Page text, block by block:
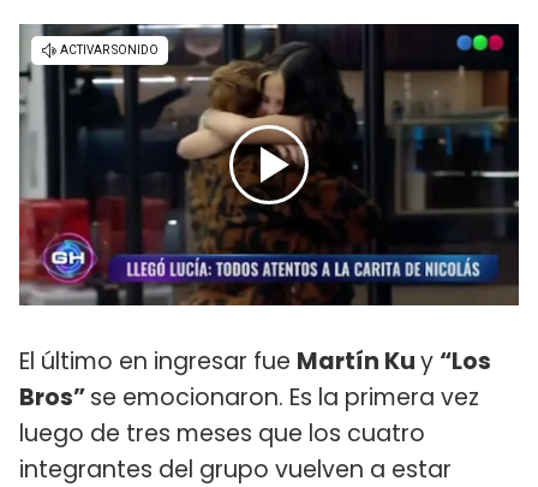
El último en ingresar fue Martín Kuy “Los
Bros”se emocionaron. Es la primera vez
luego de tres meses que los cuatro
integrantes del grupo vuelven a estar